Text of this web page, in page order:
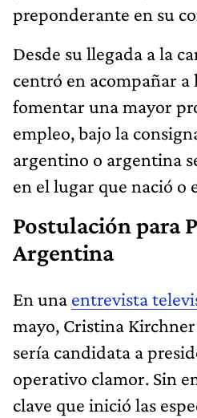
preponderante en su
Desde su llegada a la
centró en acompañar a
fomentar una mayor
empleo, bajo la
argentino o argentina
en el lugar que nació o
Postulación para
Argentina
En una entrevista
mayo, Cristina
sería candidata a
operativo clamor. Sin
clave que inició las